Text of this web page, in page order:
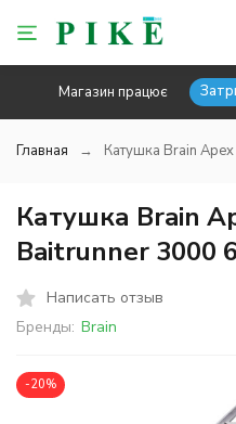
Магазин працює
Главная Катушка Brain
Катушка Brain
Baitrunner 3000
Написать отзыв
Бренды: Brain
-20%